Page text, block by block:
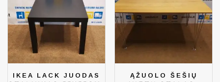
IKEA LACK JUODAS
ĄŽUOLO ŠEŠIŲ